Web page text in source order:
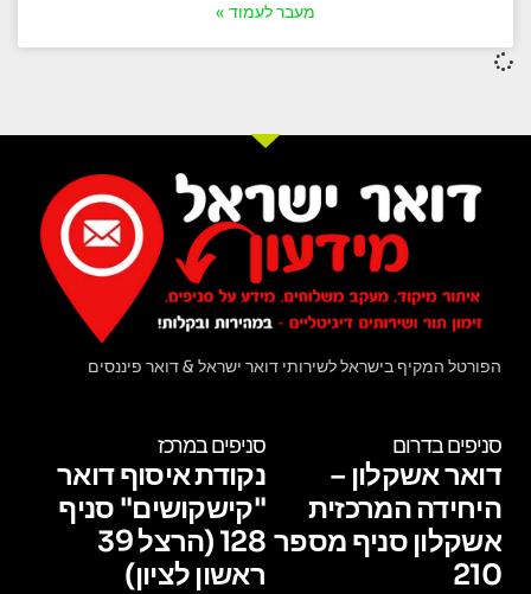
מעבר לעמוד »
הפורטל המקיף בישראל לשירותי דואר ישראל & דואר פיננסים
סניפים בדרום
דואר אשקלון –
היחידה המרכזית
אשקלון סניף מספר
210
סניפים במרכז
נקודת איסוף דואר
"קישקושים" סניף
128 (הרצל 39
ראשון לציון)